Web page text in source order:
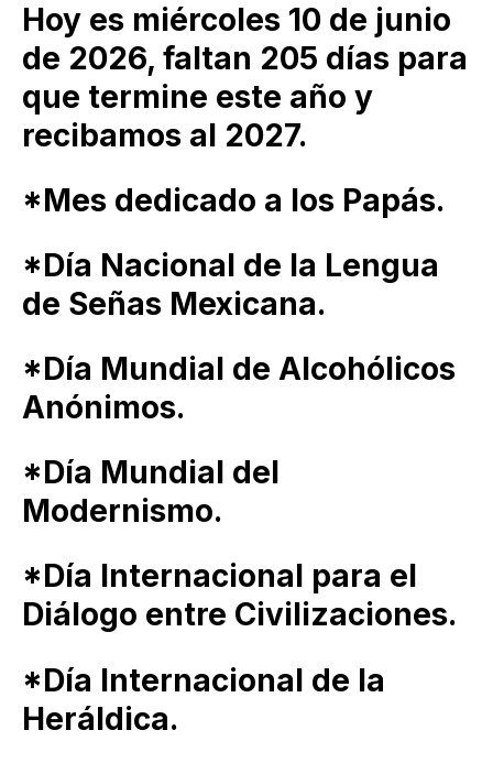
Hoy es miércoles 10 de junio
de 2026, faltan 205 días para
que termine este año y
recibamos al 2027.
*Mes dedicado a los Papás.
*Día Nacional de la Lengua
de Señas Mexicana.
*Día Mundial de Alcohólicos
Anónimos.
*Día Mundial del
Modernismo.
*Día Internacional para el
Diálogo entre Civilizaciones.
*Día Internacional de la
Heráldica.